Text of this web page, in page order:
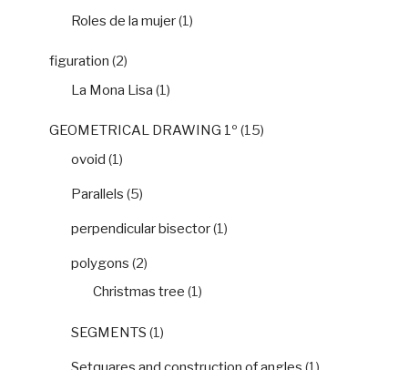
Roles de la mujer(1)
figuration (2)
La Mona Lisa (1)
GEOMETRICAL DRAWING 1º (15)
ovoid (1)
Parallels (5)
perpendicular bisector(1)
polygons (2)
Christmas tree (1)
SEGMENTS (1)